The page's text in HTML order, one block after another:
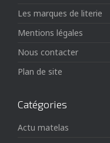
Les marques de literie
Mentions légales
Nous contacter
Plan de site
Catégories
Actu matelas